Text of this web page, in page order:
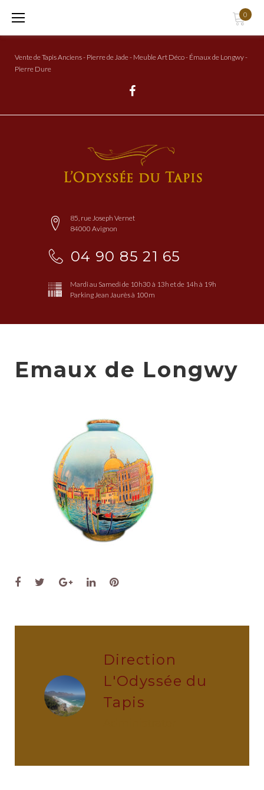
0
Vente de Tapis Anciens - Pierre de Jade - Meuble Art Déco - Émaux de Longwy -
Pierre Dure
85, rue Joseph Vernet
84000 Avignon
04 90 85 21 65
Mardi au Samedi de 10h30 à 13h et de 14h à 19h
Parking Jean Jaurès à 100m
Emaux de Longwy
Facebook
TwitterGoogle+
LinkedInPinterest
Direction
L'Odyssée du
Tapis